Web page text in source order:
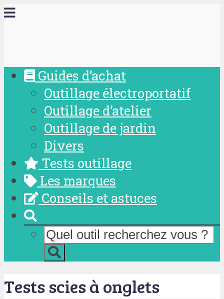
Guides d’achat
Outillage électroportatif
Outillage d’atelier
Outillage de jardin
Divers
Tests outillage
Les marques
Conseils et astuces
Tests scies à onglets